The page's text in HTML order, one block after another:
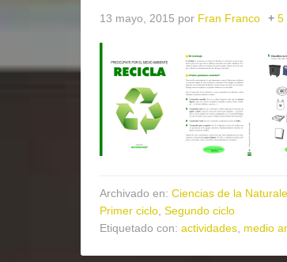
13 mayo, 2015 por Fran Franco 5
Archivado en: Ciencias de la
Primer ciclo Segundo ciclo
Etiquetado con: actividades medio